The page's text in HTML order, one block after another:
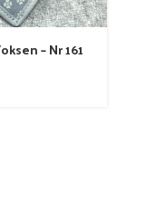
– Nr 161